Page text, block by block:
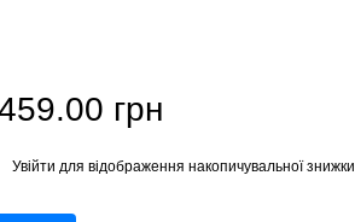
грн
Увійти для відображення накопичувальної знижки